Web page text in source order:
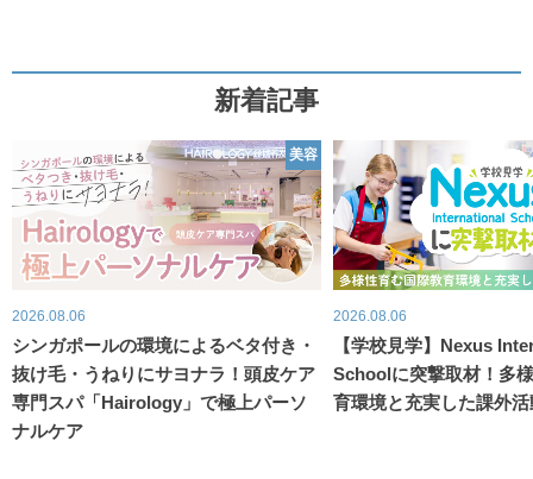
新着記事
美容
2026.08.06
シンガポールの環境によるベタ付き・
抜け毛・うねりにサヨナラ！頭皮ケア
専門スパ「Hairology」で極上パーソ
ナルケア
2026.08.06
【学校見学】Nexus
Schoolに突撃取材！多
育環境と充実した課外